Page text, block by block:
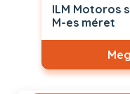
ILM Motoros
M-es méret